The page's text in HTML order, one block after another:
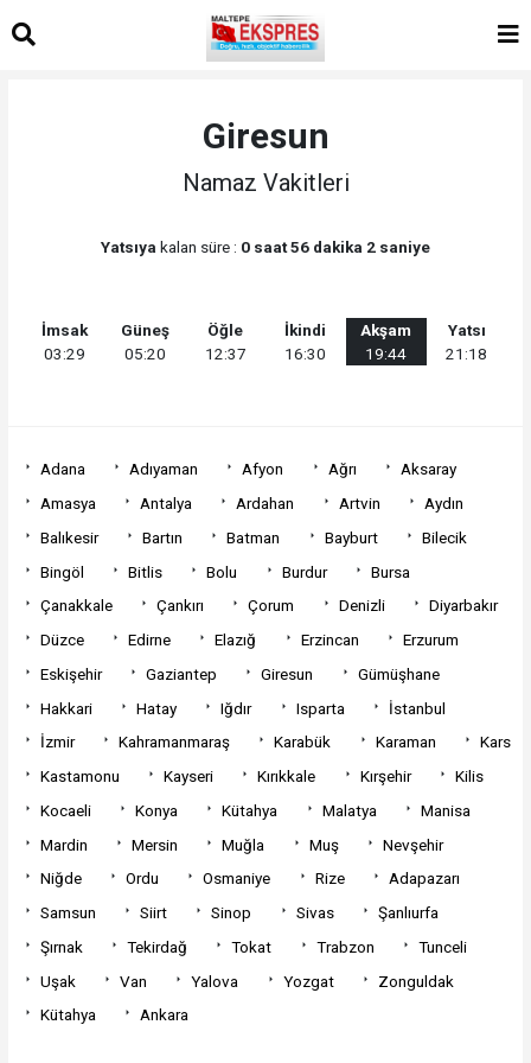
Giresun
Namaz Vakitleri
Yatsıya kalan süre : 0 saat 56 dakika 2 saniye
İmsak
03:29
Güneş
05:20
Öğle
12:37
İkindi
16:30
Akşam
19:44
Yatsı
21:18
Adana Adıyaman Afyon Ağrı
Aksaray
Amasya
Antalya Ardahan Artvin
Aydın
Balıkesir
Bartın Batman Bayburt
Bilecik
Bingöl
Bitlis Bolu Burdur
Bursa
Çanakkale
Çankırı Çorum Denizli
Diyarbakır
Düzce
Edirne Elazığ Erzincan
Erzurum
Eskişehir
Gaziantep Giresun
Gümüşhane
Hakkari
Hatay Iğdır Isparta
İstanbul
İzmir
Kahramanmaraş Karabük Karaman
Kars
Kastamonu
Kayseri Kırıkkale Kırşehir
Kilis
Kocaeli
Konya Kütahya Malatya
Manisa
Mardin
Mersin Muğla Muş
Nevşehir
Niğde
Ordu Osmaniye Rize
Adapazarı
Samsun
Siirt Sinop Sivas
Şanlıurfa
Şırnak
Tekirdağ Tokat Trabzon
Tunceli
Uşak
Van Yalova Yozgat
Zonguldak
Kütahya
Ankara